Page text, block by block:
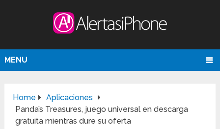
MENU
Home
Aplicaciones
Panda’s Treasures, juego universal en descarga
gratuita mientras dure su oferta